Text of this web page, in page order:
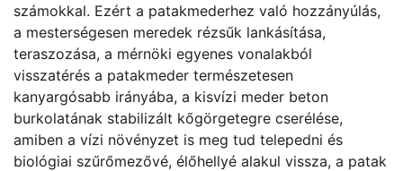
számokkal. Ezért a patakmederhez való hozzányúlás,
a mesterségesen meredek rézsűk lankásítása,
teraszozása, a mérnöki egyenes vonalakból
visszatérés a patakmeder természetesen
kanyargósabb irányába, a kisvízi meder beton
burkolatának stabilizált kőgörgetegre cserélése,
amiben a vízi növényzet is meg tud telepedni és
biológiai szűrőmezővé, élőhellyé alakul vissza, a patak